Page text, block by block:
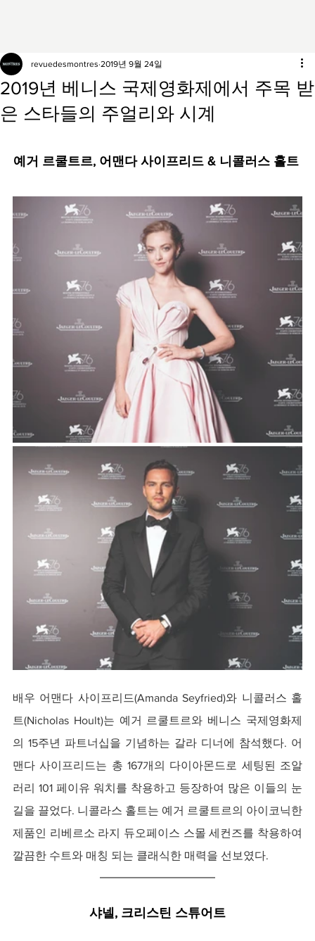
2019년 베니스 국제영화제에서 주목 받
은 스타들의 주얼리와 시계
revuedesmontres 2019년 9월 24일
예거 르쿨트르, 어맨다 사이프리드 & 니콜러스 홀트
배우 어맨다 사이프리드(Amanda Seyfried)와 니콜러스 홀
트(Nicholas Hoult)는 예거 르쿨트르와 베니스 국제영화제
의 15주년 파트너십을 기념하는 갈라 디너에 참석했다. 어
맨다 사이프리드는 총 167개의 다이아몬드로 세팅된 조알
러리 101 페이유 워치를 착용하고 등장하여 많은 이들의 눈
길을 끌었다. 니콜라스 홀트는 예거 르쿨트르의 아이코닉한
제품인 리베르소 라지 듀오페이스 스몰 세컨즈를 착용하여
깔끔한 수트와 매칭 되는 클래식한 매력을 선보였다.
샤넬, 크리스틴 스튜어트